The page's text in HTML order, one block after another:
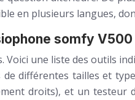
en plusieurs langues,
somfy V500
Voici une liste des outils
différentes tailles et
droits), et un testeur